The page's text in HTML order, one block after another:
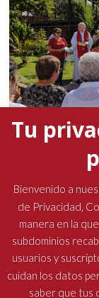
La presencia
Santa en las
19 abril, 2026 No
Tu
Bienvenido a
de Privacidad,
manera en la
subdominios
usuarios y
cuidan los datos
saber que tus